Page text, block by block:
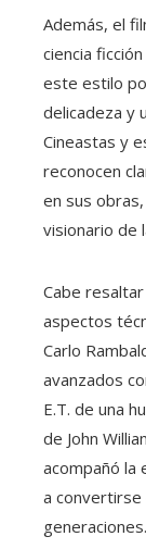
Además, el
ciencia
este estilo
delicadeza y
Cineastas y
reconocen
en sus
visionario de
Cabe
aspectos
Carlo
avanzados
E.T. de una
de John
acompañó la
a convertirse
generaciones.